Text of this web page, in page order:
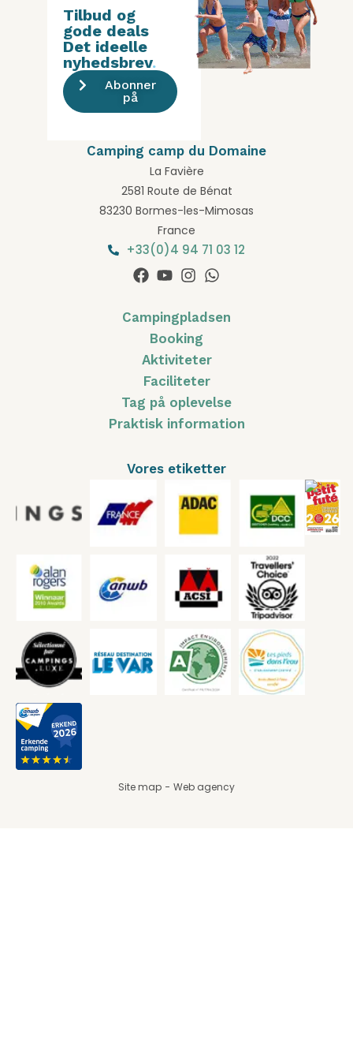
Camping camp du Domaine
La Favière
2581 Route de Bénat
83230 Bormes-les-Mimosas
France
+33(0)4 94 71 03 12
Tilbud og
gode deals
Det ideelle
nyhedsbrev.
Abonner
på
Campingpladsen
Booking
Aktiviteter
Faciliteter
Tag på oplevelse
Praktisk information
Vores etiketter
Site map Web agency